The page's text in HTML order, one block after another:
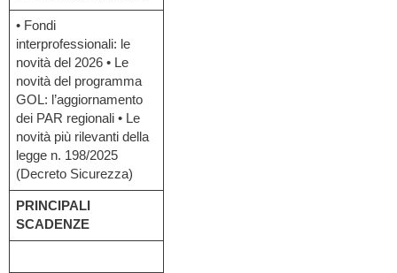
• Fondi
interprofessionali: le
novità del 2026 • Le
novità del programma
GOL: l’aggiornamento
dei PAR regionali • Le
novità più rilevanti della
legge n. 198/2025
(Decreto Sicurezza)
PRINCIPALI
SCADENZE